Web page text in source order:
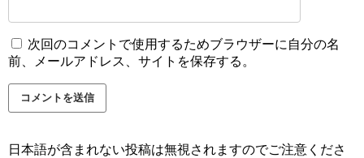
次回のコメントで使用するためブラウザーに自分の名
前、メールアドレス、サイトを保存する。
日本語が含まれない投稿は無視されますのでご注意くださ